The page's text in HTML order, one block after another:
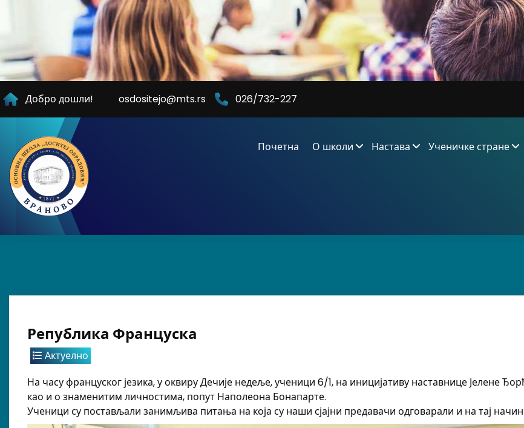
Добро дошли! osdositejo@mts.rs 026/732-227
Почетна О школи Настава Ученичке стране
Република Француска
Актуелно
На часу француског језика, у оквиру Дечије недеље, ученици 6/1, на иницијативу наставнице Јелене
као и о знаменитим личностима, попут Наполеона Бонапарте.
Ученици су постављали занимљива питања на која су наши сјајни предавачи одговарали и на тај